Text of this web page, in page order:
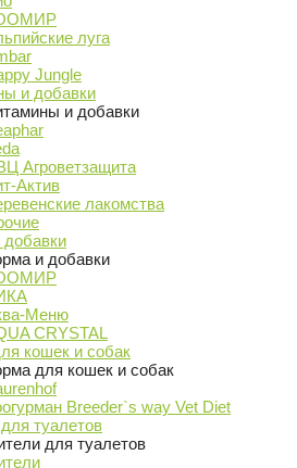
луга
Jungle
и добавки
и добавки
Агроветзащита
Актив
лакомства
и добавки
Меню
CRYSTAL
кошек и собак
для кошек и собак
Breeder`s way Vet Diet
туалетов
для туалетов